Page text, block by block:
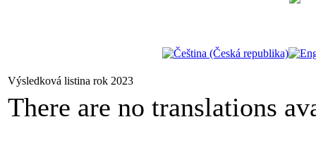
Výsledková listina rok 2023
There are no translations